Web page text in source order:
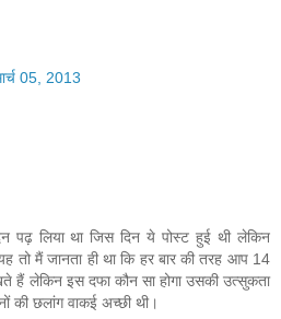
05, 2013
पढ़ लिया था जिस दिन ये पोस्ट हुई थी लेकिन
तो मैं जानता ही था कि हर बार की तरह आप 14
हैं लेकिन इस दफा कौन सा होगा उसकी उत्सुकता
की छलांग वाकई अच्छी थी।